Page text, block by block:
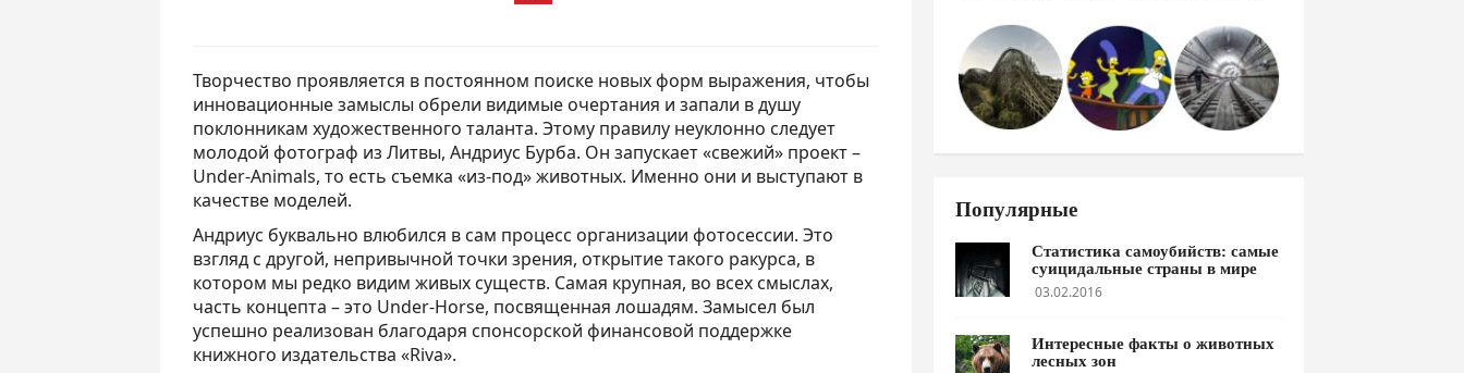
Творчество проявляется в постоянном поиске новых форм выражения, чтобы
инновационные замыслы обрели видимые очертания и запали в душу
поклонникам художественного таланта. Этому правилу неуклонно следует
молодой фотограф из Литвы, Андриус Бурба. Он запускает «свежий» проект –
Under-Animals, то есть съемка «из-под» животных. Именно они и выступают в
качестве моделей.
Андриус буквально влюбился в сам процесс организации фотосессии. Это
взгляд с другой, непривычной точки зрения, открытие такого ракурса, в
котором мы редко видим живых существ. Самая крупная, во всех смыслах,
часть концепта – это Under-Horse, посвященная лошадям. Замысел был
успешно реализован благодаря спонсорской финансовой поддержке
книжного издательства «Riva».
Популярные
Статистика самоубийств: самые
суицидальные страны в мире
03.02.2016
Интересные факты о животных
лесных зон